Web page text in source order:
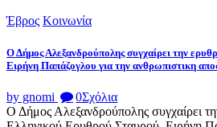
Έβρος Κοινωνία
Ο Δήμος Αλεξανδρούπολης συγχαίρει την
Ειρήνη Παπάζογλου για την ανθρωπιστικη
by gnomi 0Σχόλια
Ο Δήμος Αλεξανδρούπολης συγχαίρει